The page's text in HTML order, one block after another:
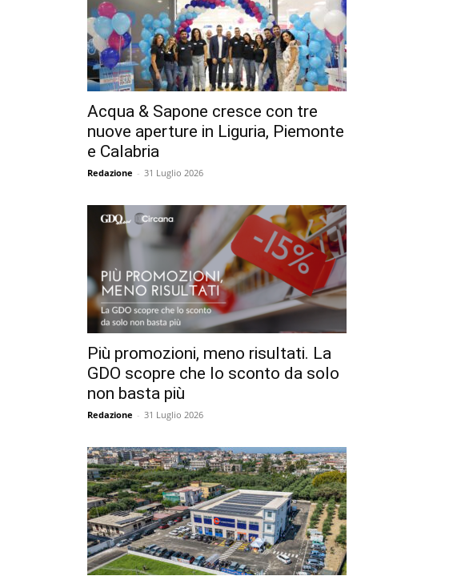
Acqua & Sapone cresce con tre
nuove aperture in Liguria, Piemonte
e Calabria
Redazione - 31 Luglio 2026
Più promozioni, meno risultati. La
GDO scopre che lo sconto da solo
non basta più
Redazione - 31 Luglio 2026